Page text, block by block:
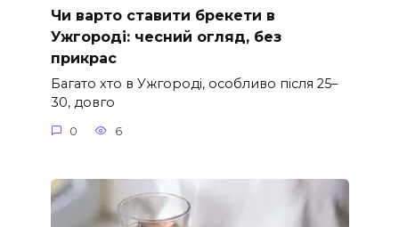
Чи варто ставити брекети в
Ужгороді: чесний огляд, без
прикрас
Багато хто в Ужгороді, особливо після 25–
30, довго
0 6